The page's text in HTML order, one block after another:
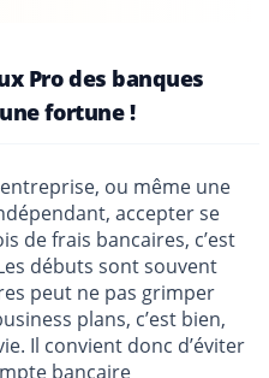
Pro des banques
fortune !
ou même une
accepter se
de frais bancaires, c’est
débuts sont souvent
peut ne pas grimper
plans, c’est bien,
Il convient donc d’éviter
bancaire